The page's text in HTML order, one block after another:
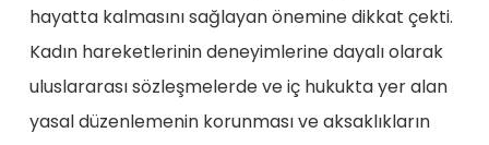
hayatta kalmasını sağlayan önemine dikkat çekti.
Kadın hareketlerinin deneyimlerine dayalı olarak
uluslararası sözleşmelerde ve iç hukukta yer alan
yasal düzenlemenin korunması ve aksaklıkların